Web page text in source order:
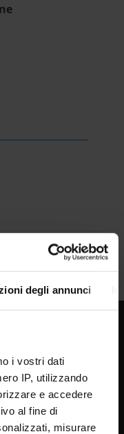
degli annunci
i vostri dati
IP, utilizzando
e accedere
al fine di
misurare